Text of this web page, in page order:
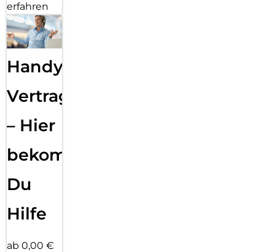
erfahren
Handy
Vertragsabwicklung
– Hier
bekommst
Du
Hilfe
ab 0,00 €